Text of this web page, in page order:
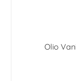
Olio